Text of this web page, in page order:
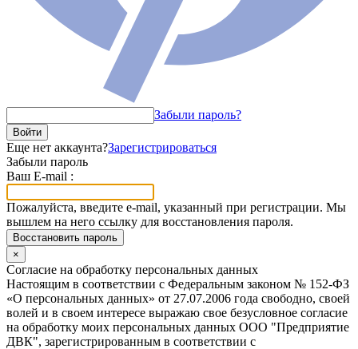
Забыли пароль?
Войти
Еще нет аккаунта?Зарегистрироваться
Забыли пароль
Ваш E-mail :
Пожалуйста, введите e-mail, указанный при регистрации. Мы
вышлем на него ссылку для восстановления пароля.
Восстановить пароль
×
Согласие на обработку персональных данных
Настоящим в соответствии с Федеральным законом № 152-ФЗ
«О персональных данных» от 27.07.2006 года свободно, своей
волей и в своем интересе выражаю свое безусловное согласие
на обработку моих персональных данных ООО "Предприятие
ДВК", зарегистрированным в соответствии с